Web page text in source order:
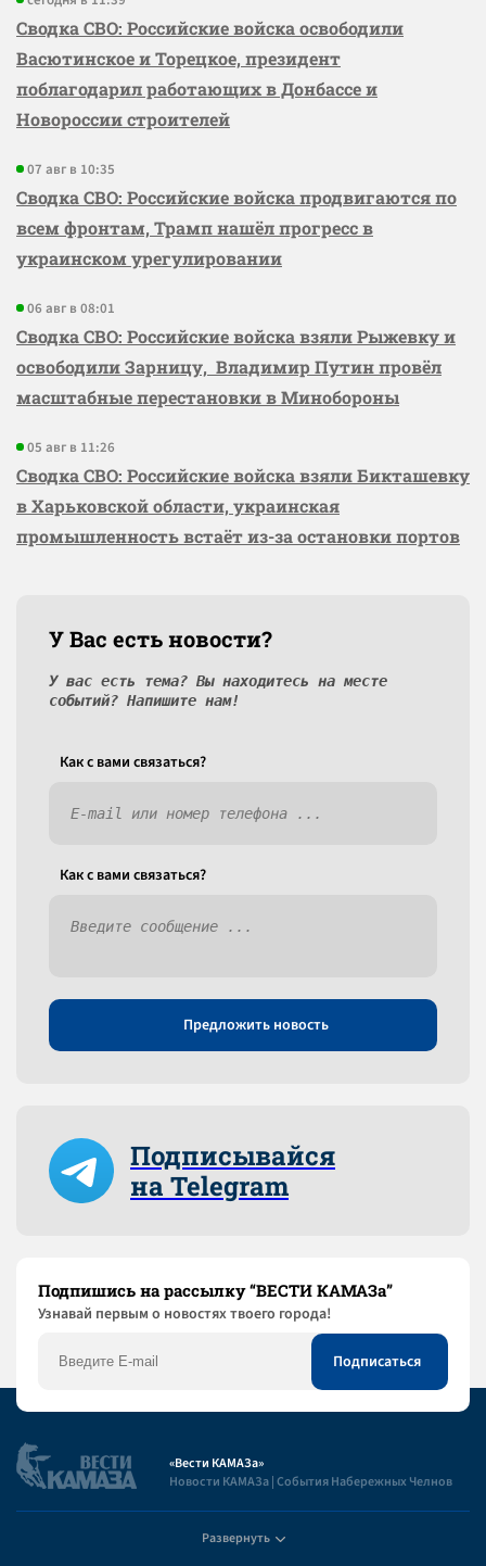
Сводка СВО: Российские войска освободили
Васютинское и Торецкое, президент
поблагодарил работающих в Донбассе и
Новороссии строителей
07 авг в 10:35
Сводка СВО: Российские войска продвигаются по
всем фронтам, Трамп нашёл прогресс в
украинском урегулировании
06 авг в 08:01
Сводка СВО: Российские войска взяли Рыжевку и
освободили Зарницу, Владимир Путин провёл
масштабные перестановки в Минобороны
05 авг в 11:26
Сводка СВО: Российские войска взяли Бикташевку
в Харьковской области, украинская
промышленность встаёт из-за остановки портов
У Вас есть новости?
У вас есть тема? Вы находитесь на месте
событий? Напишите нам!
Как c вами связаться?
Как c вами связаться?
Предложить новость
Подписывайся
на Telegram
Подпишись на рассылку “ВЕСТИ КАМАЗа”
Узнaвай первым о новостях твоего города!
«Вести КАМАЗа»
Новости КАМАЗа | События Набережных Челнов
Развернуть